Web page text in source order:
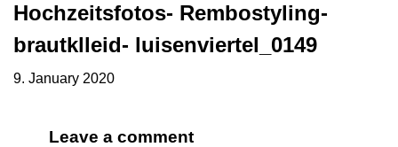
Hochzeitsfotos- Rembostyling-
brautklleid- luisenviertel_0149
9. January 2020
Leave a comment